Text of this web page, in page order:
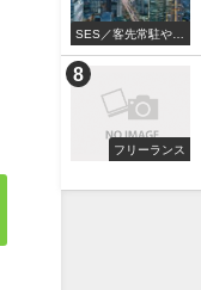
SES／客先常駐やめ
たい
フリーランス